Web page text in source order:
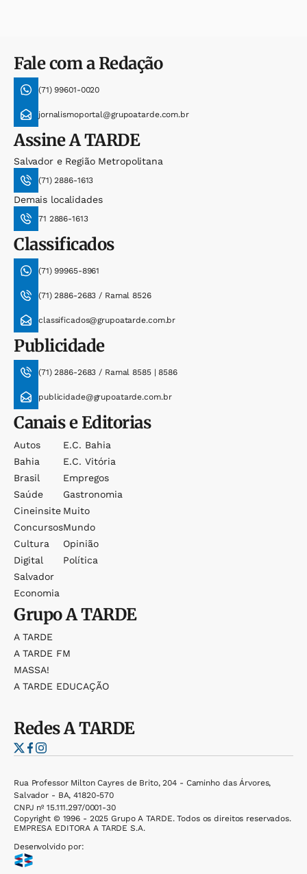
Fale com a Redação
(71) 99601-0020
jornalismoportal@grupoatarde.com.br
AssineA TARDE
Salvador e Região Metropolitana
(71) 2886-1613
Demais localidades
71 2886-1613
Classificados
(71) 99965-8961
(71) 2886-2683 / Ramal 8526
classificados@grupoatarde.com.br
Publicidade
(71) 2886-2683 / Ramal 8585 | 8586
publicidade@grupoatarde.com.br
Canais e Editorias
Autos
Bahia
Brasil
Saúde
Cineinsite
Concursos
Cultura
Digital
Salvador
Economia
E.c. Bahia
E.c. Vitória
Empregos
Gastronomia
Muito
Mundo
Opinião
Política
GrupoA TARDE
A TARDE
A TARDE FM
MASSA!
A TARDE EDUCAÇÃO
RedesA TARDE
Rua Professor Milton Cayres de Brito, 204 - Caminho das Árvores,
Salvador - BA, 41820-570
CNPJ nº 15.111.297/0001-30
Copyright © 1996 - 2025 Grupo A TARDE. Todos os direitos reservados.
EMPRESA EDITORA A TARDE S.A.
Desenvolvido por: